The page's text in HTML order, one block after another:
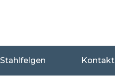
Stahlfelgen Kontakt